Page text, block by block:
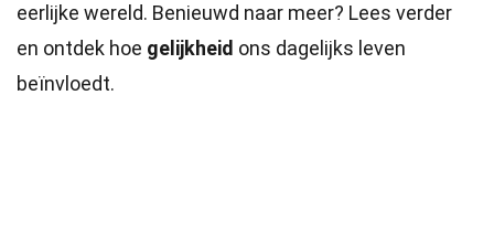
eerlijke wereld. Benieuwd naar meer? Lees verder
en ontdek hoe gelijkheid ons dagelijks leven
beïnvloedt.